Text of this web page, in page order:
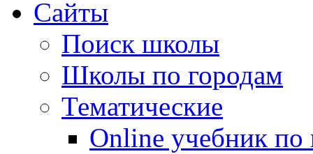
Сайты
Поиск школы
Школы по городам
Тематические
Online учебник по